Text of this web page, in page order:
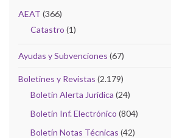
AEAT (366)
Catastro (1)
Ayudas y Subvenciones (67)
Boletines y Revistas (2.179)
Boletín Alerta Jurídica (24)
Boletín Inf. Electrónico (804)
Boletín Notas Técnicas (42)